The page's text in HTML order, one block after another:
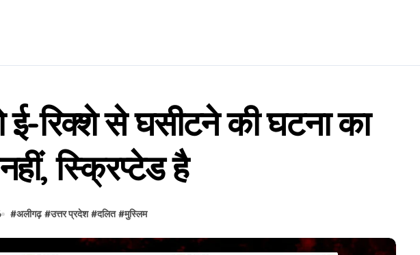
रिक्शे से घसीटने की घटना का
स्क्रिप्टेड है
#अलीगढ़ #उत्तर प्रदेश #दलित #मुस्लिम